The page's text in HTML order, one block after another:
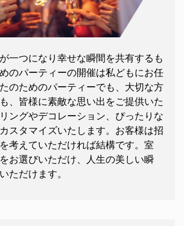
一つになり幸せな瞬間を共有するも
のパーティーの開催は私どもにお任
のためのパーティーでも、大切な方
、皆様に素敵な思い出をご提供いた
ングやデコレーション、ぴったりな
スタマイズいたします。お客様は招
考えていただければ結構です。室
お選びいただけ、人生の美しい瞬
ただけます。